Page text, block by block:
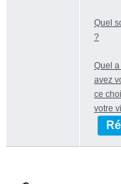
Quel
?
Quel
avez
ce
votre